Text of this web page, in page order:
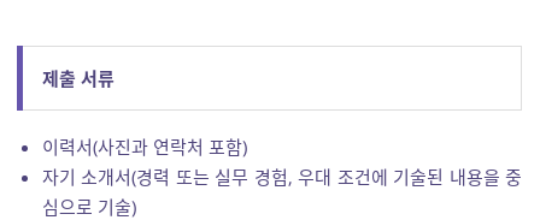
제출 서류
이력서(사진과 연락처 포함)
자기 소개서(경력 또는 실무 경험, 우대 조건에 기술된 내용을 중
심으로 기술)